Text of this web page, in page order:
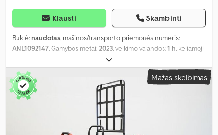
Klausti Skambinti
Būklė: naudotas, mašinos/transporto priemonės numeris:
ANL1092147, Gamybos metai:2023, veikimo valandos:1 h, keliamoji
, apkrovos centras:600 mm
akumuliatoriaus įtampa:24 V, šakių laikiklio plotis:520 mm, šakių
ilgis:1 150 mm 1 175 kg, bendras ilgis:2 600 mm,
bendras plotis:
, kuras:elektra,
Mažas skelbimas